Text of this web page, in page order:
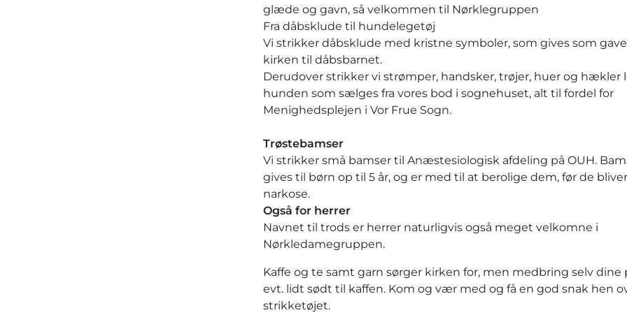
glæde og gavn, så velkommen til Nørklegruppen
Fra dåbsklude til hundelegetøj
Vi strikker dåbsklude med kristne symboler, som gives som gave
kirken til dåbsbarnet.
Derudover strikker vi strømper, handsker, trøjer, huer og hækler
hunden som sælges fra vores bod i sognehuset, alt til fordel for
Menighedsplejen i Vor Frue Sogn.
Trøstebamser
Vi strikker små bamser til Anæstesiologisk afdeling på OUH.
gives til børn op til 5 år, og er med til at berolige dem, før de
narkose.
Også for herrer
Navnet til trods er herrer naturligvis også meget velkomne i
Nørkledamegruppen.
Kaffe og te samt garn sørger kirken for, men medbring selv dine
evt. lidt sødt til kaffen. Kom og vær med og få en god snak hen
strikketøjet.